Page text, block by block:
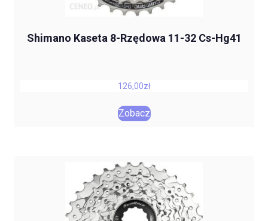
Shimano Kaseta 8-Rzędowa 11-32 Cs-Hg41
126,00zł
Zobacz